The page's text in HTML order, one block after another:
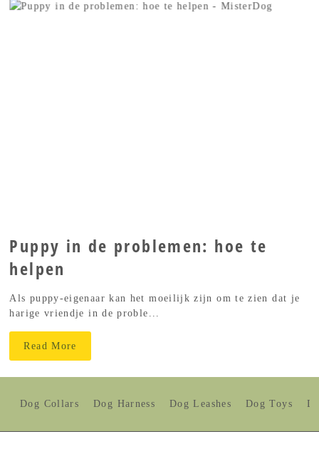
Puppy in de problemen: hoe te
helpen
Als puppy-eigenaar kan het moeilijk zijn om te zien dat je
harige vriendje in de proble...
Read More
Dog Collars Dog Harness Dog Leashes Dog Toys